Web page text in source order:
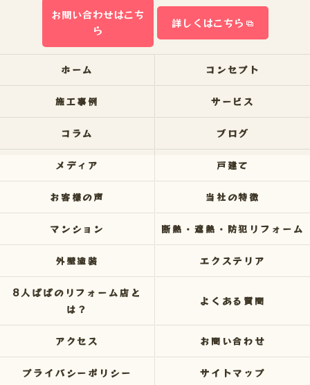
お問い合わせはこち
ら
詳しくはこちら
ホーム コンセプト
施工事例 サービス
コラム ブログ
メディア 戸建て
お客様の声 当社の特徴
マンション 断熱・遮熱・防犯リフォーム
外壁塗装 エクステリア
8人ぱぱのリフォーム店と
は？
よくある質問
アクセス お問い合わせ
プライバシーポリシー サイトマップ